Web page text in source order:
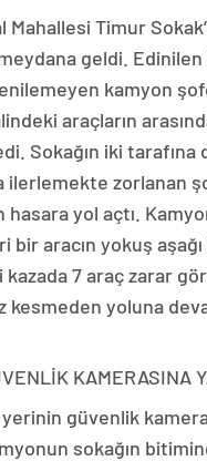
Mahallesi Timur
meydana geldi.
kamyon
araçların
Sokağın iki tarafına
ilerlemekte zorlanan
hasara yol açtı.
bir aracın yokuş
7 araç zarar
kesmeden yoluna
KAMERASINA
güvenlik
sokağın